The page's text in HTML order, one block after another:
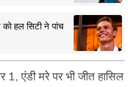
को हल सिटी ने पांच
1, एंडी मरे पर भी जीत हासिल